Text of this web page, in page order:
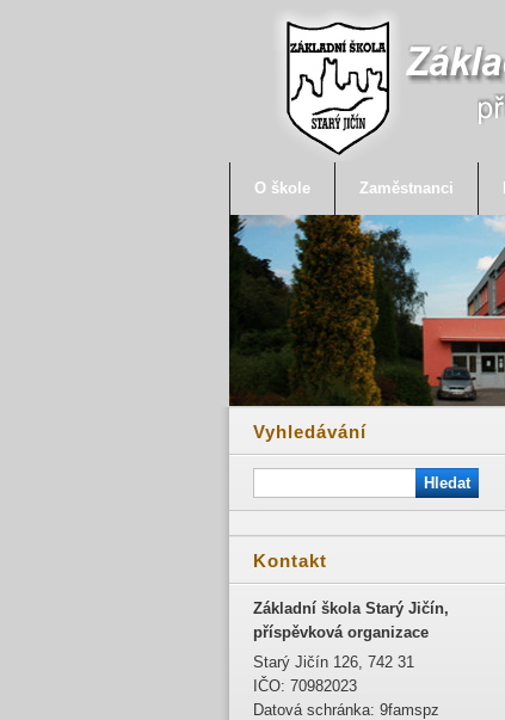
Vyhledávání
Kontakt
Základní škola Starý Jičín,
příspěvková organizace
Starý Jičín 126, 742 31
IČO: 70982023
Datová schránka: 9famspz
O škole Zaměstnanci